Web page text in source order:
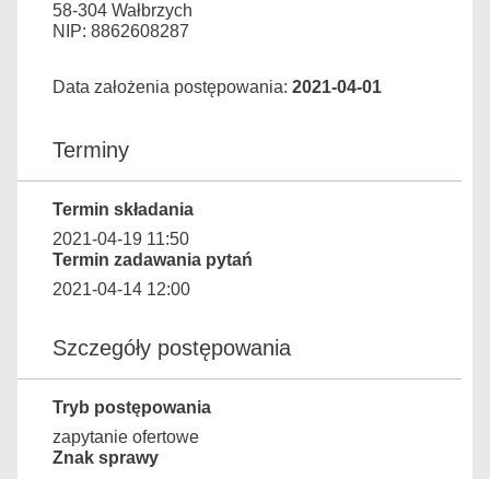
58-304 Wałbrzych
NIP: 8862608287
Data założenia postępowania: 2021-04-01
Terminy
Termin składania
2021-04-19 11:50
Termin zadawania pytań
2021-04-14 12:00
Szczegóły postępowania
Tryb postępowania
zapytanie ofertowe
Znak sprawy